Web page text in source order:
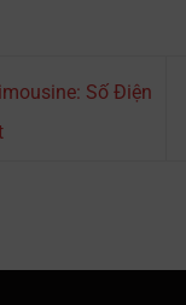
Số Điện